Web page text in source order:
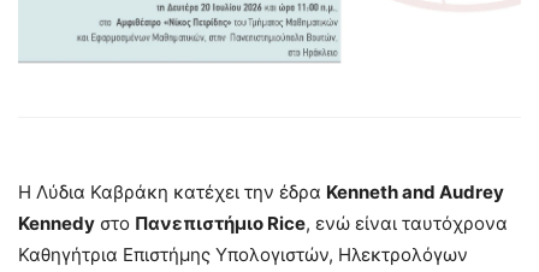
Η Λύδια Καβράκη κατέχει την έδρα Kenneth and Audrey
Kennedy στο Πανεπιστήμιο Rice, ενώ είναι ταυτόχρονα
Καθηγήτρια Επιστήμης Υπολογιστών, Ηλεκτρολόγων